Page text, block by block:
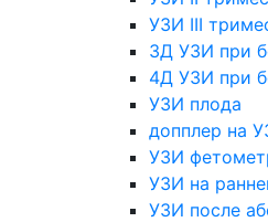
УЗИ III
3Д УЗИ при
4Д УЗИ при
УЗИ плода
допплер на
УЗИ
УЗИ на
УЗИ после